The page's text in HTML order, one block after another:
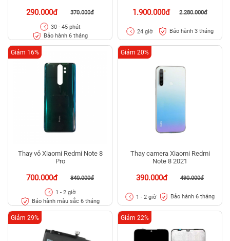
290.000đ 370.000đ
30 - 45 phút
Bảo hành 6 tháng
1.900.000đ 2.280.000đ
24 giờ Bảo hành 3 tháng
Thay vỏ Xiaomi Redmi Note 8
Pro
700.000đ 840.000đ
Giảm 16%
1 - 2 giờ
Bảo hành màu sắc 6 tháng
Thay camera Xiaomi Redmi
Note 8 2021
390.000đ 490.000đ
Giảm 20%
1 - 2 giờ Bảo hành 6 tháng
Giảm 29% Giảm 22%